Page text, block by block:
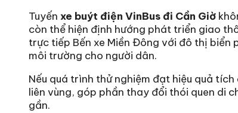
Tuyến xe buýt điện VinBus đi Cần Giờ
còn thể hiện định hướng phát triển giao
trực tiếp Bến xe Miền Đông với đô thị
môi trường cho người dân.
Nếu quá trình thử nghiệm đạt hiệu quả
liên vùng, góp phần thay đổi thói quen di
gần.